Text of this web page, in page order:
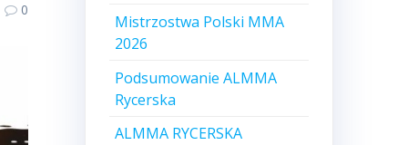
0
Mistrzostwa Polski MMA
2026
Podsumowanie ALMMA
Rycerska
ALMMA RYCERSKA